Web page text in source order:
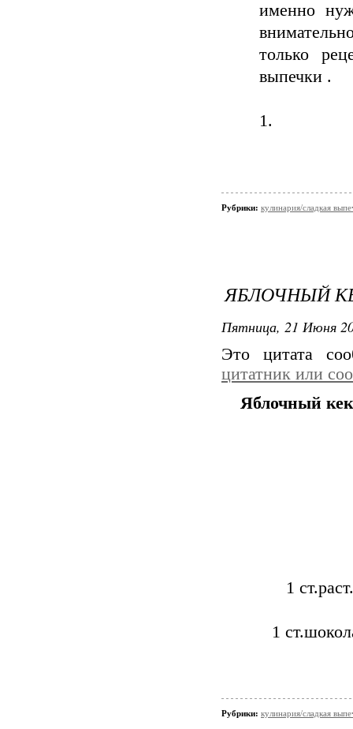
именно
только
выпечки .
1.
Рубрики: кулинария/сладкая
ЯБЛОЧНЫЙ
Пятница, 21 Июня
Это цитата
цитатник или
Яблочный
1
1
Рубрики: кулинария/сладкая